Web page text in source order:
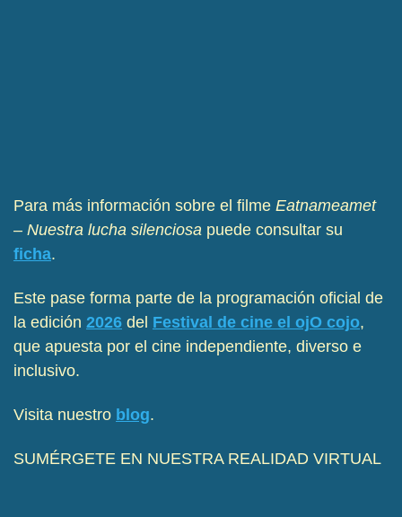
Para más información sobre el filme Eatnameamet
– Nuestra lucha silenciosa puede consultar su
ficha.
Este pase forma parte de la programación oficial de
la edición 2026 del Festival de cine el ojO cojo,
que apuesta por el cine independiente, diverso e
inclusivo.
Visita nuestro blog.
SUMÉRGETE EN NUESTRA REALIDAD VIRTUAL